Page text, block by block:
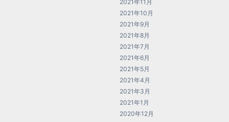
2021年11月
2021年10月
2021年9月
2021年8月
2021年7月
2021年6月
2021年5月
2021年4月
2021年3月
2021年1月
2020年12月